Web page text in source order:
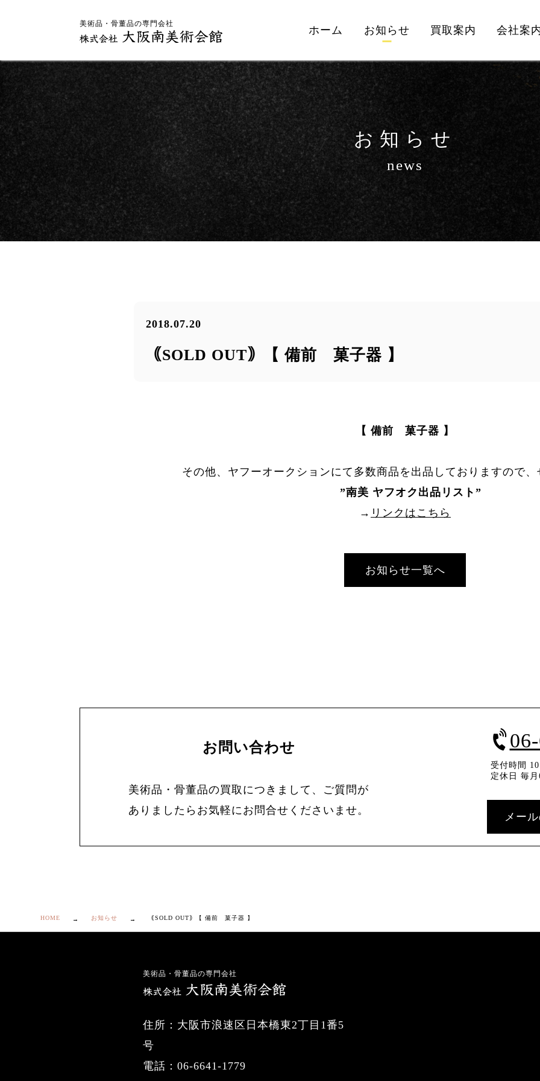
美術品・骨董品の専門会社
ホーム お知らせ 買取案内 会社案
お知らせ
news
2018.07.20
｟SOLD OUT｠【 備前 菓子器 】
【 備前 菓子器 】
その他、ヤフーオークションにて多数商品を出品しておりますので、
”南美 ヤフオク出品リスト ”
→ リンクはこちら
お知らせ一覧へ
お問い合わせ
美術品・骨董品の買取につきまして、ご質問が
ありましたらお気軽にお問合せくださいませ。
受付時間
定休日 毎月
メー
HOME お知らせ ｟SOLD OUT｠【 備前 菓子器 】
美術品・骨董品の専門会社
住所：大阪市浪速区日本橋東2丁目1番5
号
電話：06-6641-1779